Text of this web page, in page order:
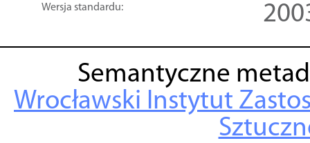
Wersja standardu:
Semantyczne
Wrocławski Instytut